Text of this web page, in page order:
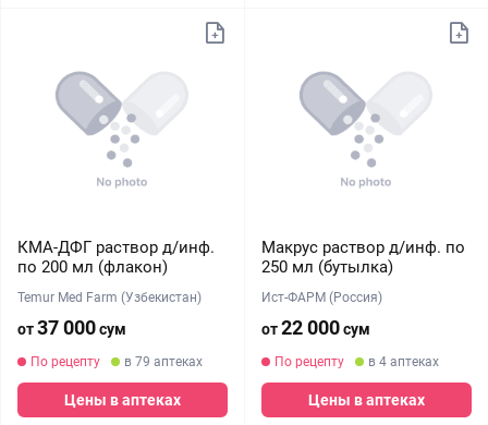
КМА-ДФГ раствор д/инф.
по 200 мл (флакон)
Temur Med Farm (Узбекистан)
от37 000сум
По рецепту в 79 аптеках
Цены в аптеках
Макрус раствор д/инф. по
250 мл (бутылка)
Ист-ФАРМ (Россия)
от22 000сум
По рецепту в 4 аптеках
Цены в аптеках